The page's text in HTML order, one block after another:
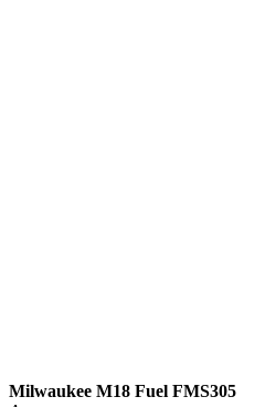
Milwaukee M18 Fuel FMS305